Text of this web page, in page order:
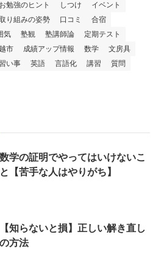
お勉強のヒント しつけ
イベント
り組みの姿勢 口コミ
合宿
気 塾観 塾講師論
定期テスト
市 成績アップ情報 数学
文房具
い事 英語 言語化 講習
質問
数学の証明でやってはいけないこ
と【苦手な人はやりがち】
【知らないと損】正しい解き直し
の方法